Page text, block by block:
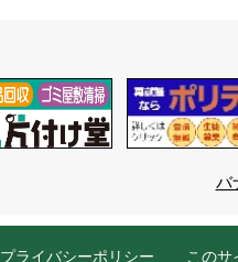
バ
プライバシーポリシー このサ